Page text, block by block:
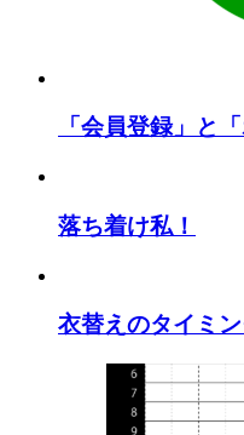
「会員登録」と
落ち着け私！
衣替えのタイミン